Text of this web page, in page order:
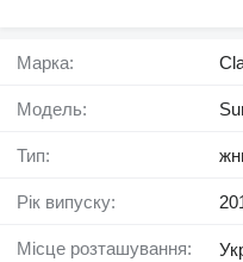
Марка:
Модель:
Тип:
Рік випуску:
Місце розташування: